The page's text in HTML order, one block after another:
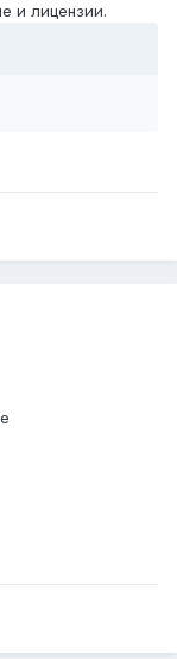
и лицензии.